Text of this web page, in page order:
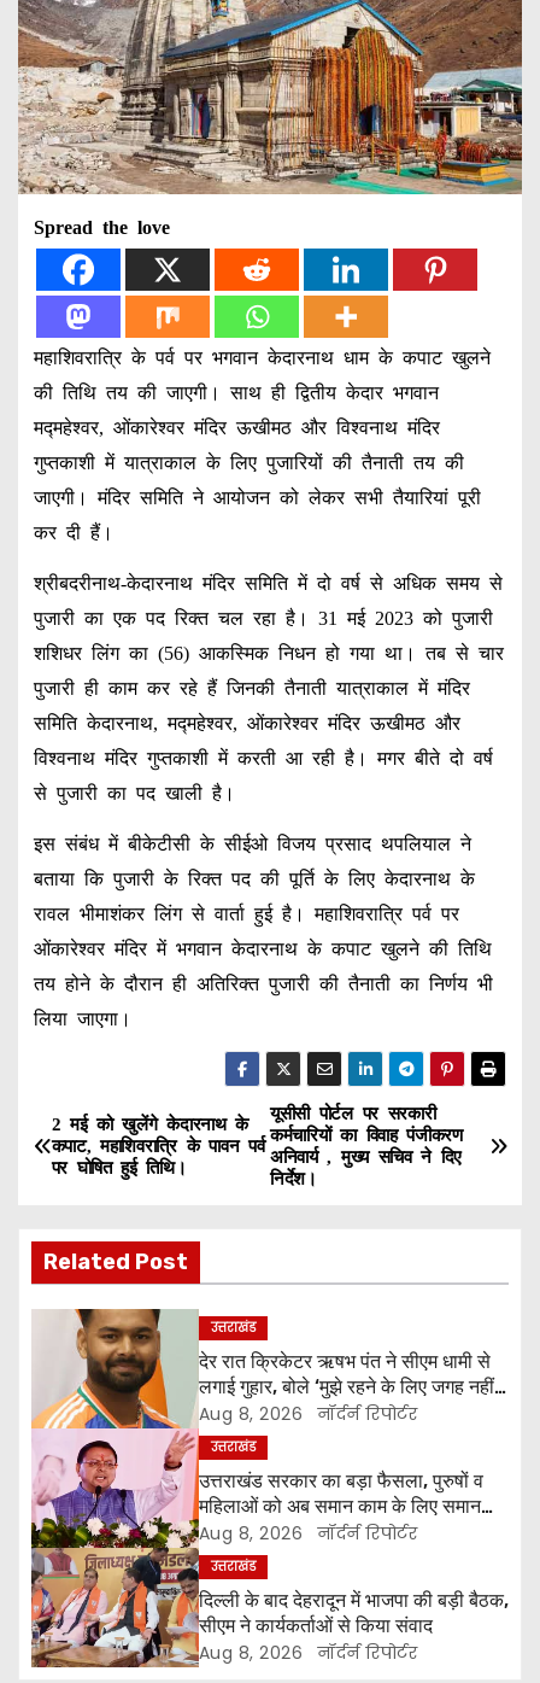
Spread the love
महाशिवरात्रि के पर्व पर भगवान केदारनाथ धाम के कपाट खुलने
की तिथि तय की जाएगी। साथ ही द्वितीय केदार भगवान
मद्महेश्वर, ओंकारेश्वर मंदिर ऊखीमठ और विश्वनाथ मंदिर
गुप्तकाशी में यात्राकाल के लिए पुजारियों की तैनाती तय की
जाएगी। मंदिर समिति ने आयोजन को लेकर सभी तैयारियां पूरी
कर दी हैं।
श्रीबदरीनाथ-केदारनाथ मंदिर समिति में दो वर्ष से अधिक समय से
पुजारी का एक पद रिक्त चल रहा है। 31 मई 2023 को पुजारी
शशिधर लिंग का (56) आकस्मिक निधन हो गया था। तब से चार
पुजारी ही काम कर रहे हैं जिनकी तैनाती यात्राकाल में मंदिर
समिति केदारनाथ, मद्महेश्वर, ओंकारेश्वर मंदिर ऊखीमठ और
विश्वनाथ मंदिर गुप्तकाशी में करती आ रही है। मगर बीते दो वर्ष
से पुजारी का पद खाली है।
इस संबंध में बीकेटीसी के सीईओ विजय प्रसाद थपलियाल ने
बताया कि पुजारी के रिक्त पद की पूर्ति के लिए केदारनाथ के
रावल भीमाशंकर लिंग से वार्ता हुई है। महाशिवरात्रि पर्व पर
ओंकारेश्वर मंदिर में भगवान केदारनाथ के कपाट खुलने की तिथि
तय होने के दौरान ही अतिरिक्त पुजारी की तैनाती का निर्णय भी
लिया जाएगा।
P
o
t
v
i
g
a
t
यूसीसी पोर्टल पर सरकारी
कर्मचारियों का विवाह पंजीकरण
अनिवार्य , मुख्य सचिव ने दिए
निर्देश।
2 मई को खुलेंगे केदारनाथ के
कपाट, महाशिवरात्रि के पावन पर्व
पर घोषित हुई तिथि।
Related Post
उत्तराखंड
देर रात क्रिकेटर ऋषभ पंत ने सीएम धामी से
लगाई गुहार, बोले ‘मुझे रहने के लिए जगह नहीं
मिल रही’
Aug 8, 2026 नॉर्दर्न रिपोर्टर
उत्तराखंड
उत्तराखंड सरकार का बड़ा फैसला, पुरुषों व
महिलाओं को अब समान काम के लिए समान
वेतन
Aug 8, 2026 नॉर्दर्न रिपोर्टर
उत्तराखंड
दिल्ली के बाद देहरादून में भाजपा की बड़ी बैठक,
सीएम ने कार्यकर्ताओं से किया संवाद
Aug 8, 2026 नॉर्दर्न रिपोर्टर